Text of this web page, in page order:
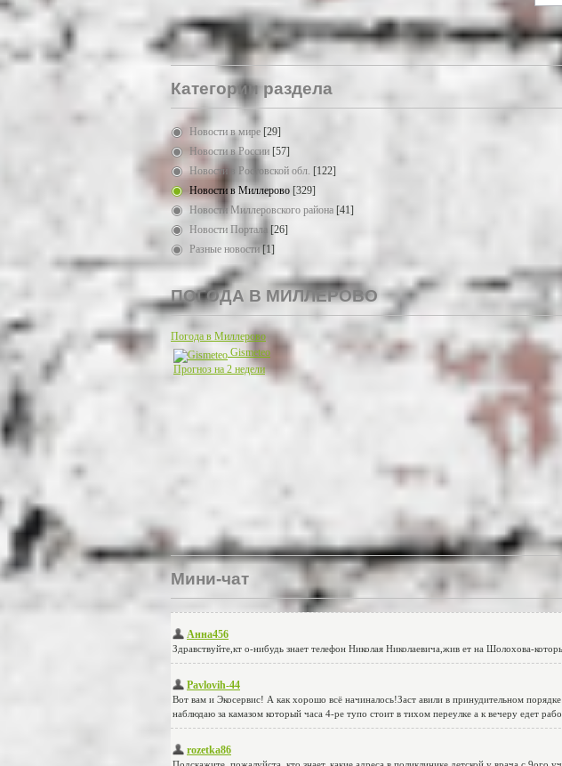
Категории раздела
Новости в мире [29]
Новости в России [57]
Новости в Ростовской обл. [122]
Новости в Миллерово [329]
Новости Миллеровского района [41]
Новости Портала [26]
Разные новости [1]
ПОГОДА В МИЛЛЕРОВО
Погода в Миллерово
Gismeteo
Прогноз на 2 недели
Мини-чат